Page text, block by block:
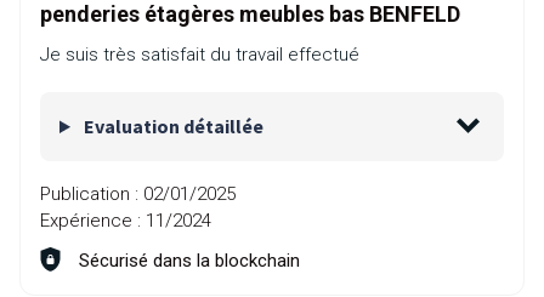
penderies étagères meubles bas BENFELD
Je suis très satisfait du travail effectué
Evaluation détaillée
Publication : 02/01/2025
Expérience : 11/2024
Sécurisé dans la blockchain